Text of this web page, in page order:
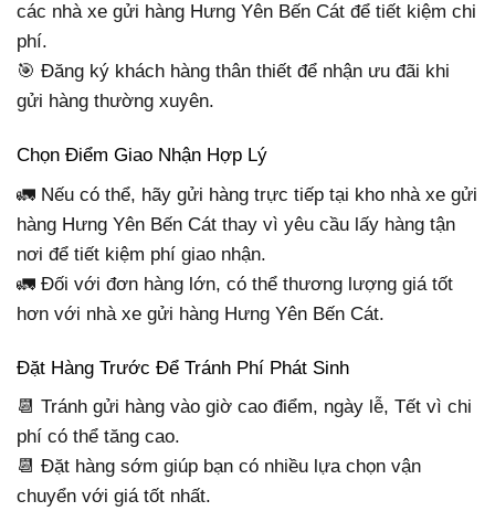
các nhà xe gửi hàng Hưng Yên Bến Cát để tiết kiệm chi
phí.
🎯 Đăng ký khách hàng thân thiết để nhận ưu đãi khi
gửi hàng thường xuyên.
Chọn Điểm Giao Nhận Hợp Lý
🚛 Nếu có thể, hãy gửi hàng trực tiếp tại kho nhà xe gửi
hàng Hưng Yên Bến Cát thay vì yêu cầu lấy hàng tận
nơi để tiết kiệm phí giao nhận.
🚛 Đối với đơn hàng lớn, có thể thương lượng giá tốt
hơn với nhà xe gửi hàng Hưng Yên Bến Cát.
Đặt Hàng Trước Để Tránh Phí Phát Sinh
📆 Tránh gửi hàng vào giờ cao điểm, ngày lễ, Tết vì chi
phí có thể tăng cao.
📆 Đặt hàng sớm giúp bạn có nhiều lựa chọn vận
chuyển với giá tốt nhất.